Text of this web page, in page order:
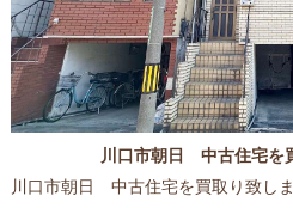
川口市朝日 中古住宅を
川口市朝日 中古住宅を買取り致しま